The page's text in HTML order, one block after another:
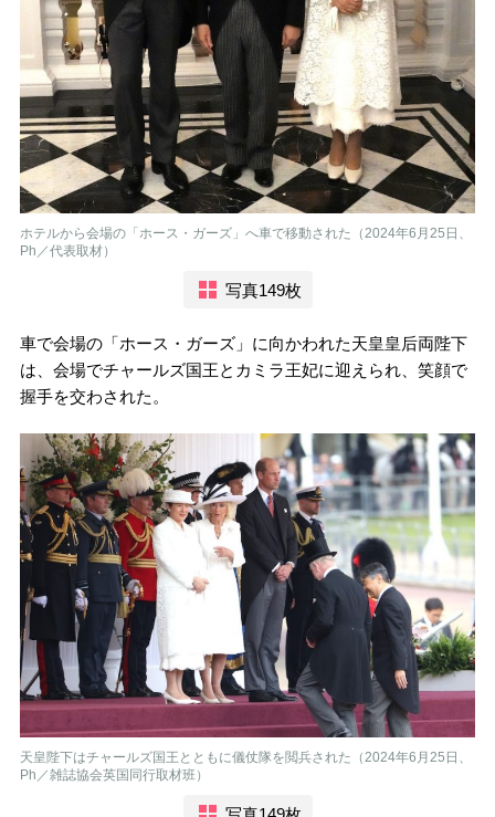
ホテルから会場の「ホース・ガーズ」へ車で移動された（2024年6月25日、
Ph／代表取材）
写真149枚
車で会場の「ホース・ガーズ」に向かわれた天皇皇后両陛下
は、会場でチャールズ国王とカミラ王妃に迎えられ、笑顔で
握手を交わされた。
天皇陛下はチャールズ国王とともに儀仗隊を閲兵された（2024年6月25日、
Ph／雑誌協会英国同行取材班）